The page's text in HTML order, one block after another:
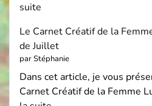
suite
Le Carnet Créatif de la
de Juillet
par Stéphanie
Dans cet article, je vous
Carnet Créatif de la Femme